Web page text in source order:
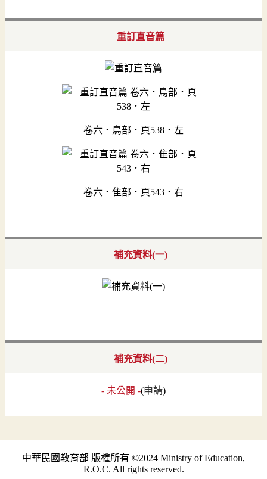
重訂直音篇
卷六．鳥部．頁538．左
卷六．隹部．頁543．右
補充資料(一)
補充資料(二)
- 未公開 -(申請)
中華民國教育部 版權所有 ©2024 Ministry of Education,
R.O.C. All rights reserved.